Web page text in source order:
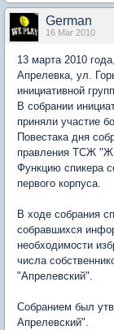
German
16 Mar 2010
13 марта 2010
Апрелевка, ул.
инициативной
В собрании
приняли участие
Повестака дня
правления ТСЖ
Функцию спикера
первого корпуса.
В ходе собрания
собравшихся
необходимости
числа
"Апрелевский".
Собранием был
Апрелевский".